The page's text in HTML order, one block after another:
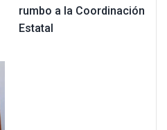
rumbo a la Coordinación
Estatal